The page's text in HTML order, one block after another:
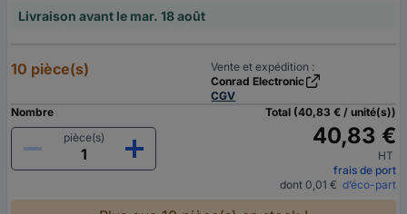
Livraison avant le mar. 18 août
10 pièce(s)
Vente et expédition :
Conrad Electronic
CGV
Nombre
pièce(s)
Total (40,83 € / unité(s))
40,83 €
HT
frais de port
dont 0,01 € d’éco-part